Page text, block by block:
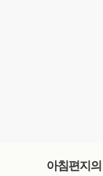
아침편지의